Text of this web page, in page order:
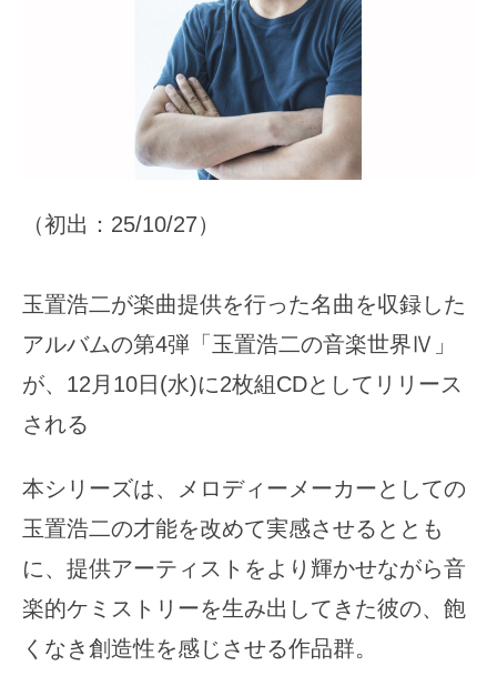
（初出：25/10/27）
玉置浩二が楽曲提供を行った名曲を収録した
アルバムの第4弾「玉置浩二の音楽世界Ⅳ」
が、12月10日(水)に2枚組CDとしてリリース
される
本シリーズは、メロディーメーカーとしての
玉置浩二の才能を改めて実感させるととも
に、提供アーティストをより輝かせながら音
楽的ケミストリーを生み出してきた彼の、飽
くなき創造性を感じさせる作品群。